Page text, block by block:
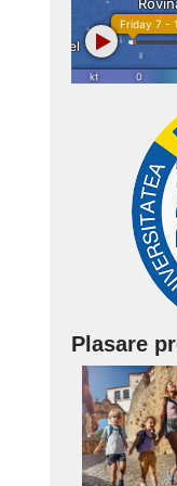
Plasare
Adaugă
aici
pentru
subtitlu